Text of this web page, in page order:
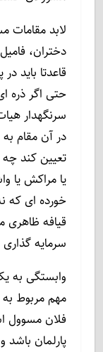
لابد مقامات
دختران،
قاعدتا باید
حتی اگر ذره
سرنگهدار
در آن مقام
تعیین کند چه
یا مراکش یا
خورده ای که
قیافه ظاهری
سرمایه
وابستگی به
مهم مربوط
فلان مسوول
پارلمان